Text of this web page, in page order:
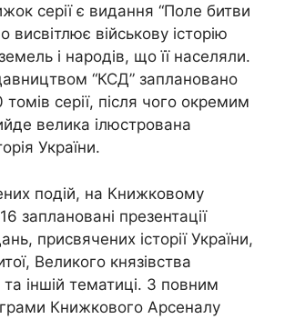
серії є видання “Поле битви
висвітлює військову історію
і народів, що її населяли.
“КСД” заплановано
томів серії, після чого окремим
велика ілюстрована
України.
подій, на Книжковому
заплановані презентації
присвячених історії України,
Великого князівства
іншій тематиці. З повним
Книжкового Арсеналу